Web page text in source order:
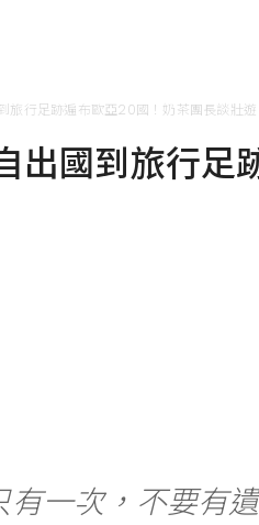
旅行足跡遍布歐亞20國！奶茶團長談壯
出國到旅行
有一次，不要有